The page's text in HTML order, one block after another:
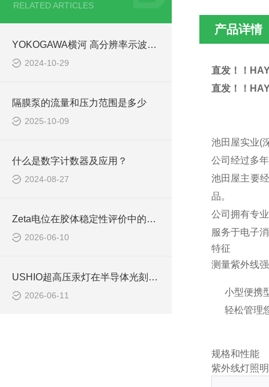
RELATED ARTICLES
​YOKOGAWA横河 高分辨率示波器 DLM3000HD 系列
2024-10-29
隔膜泵的流量和压力范围是多少
2025-10-09
什么是数字计数器及应用？
2024-08-27
Zeta电位在胶体稳定性评价中的重要意义与测量方法
2026-06-10
USHIO超高压汞灯在半导体光刻工艺中的技术优势
2026-06-11
产品详情
直发！！
直发！！
池田屋实业(
公司经过多
池田屋主要
品。
公司拥有专
服务于电子
特征
测量紫外线
小型便携
轻松管理
规格和性能
紫外线灯照